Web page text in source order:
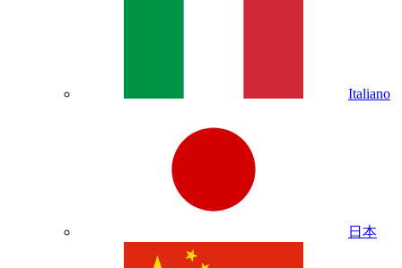
Italiano
日本